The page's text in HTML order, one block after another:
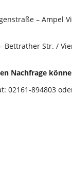
– Ampel
Bettrather Str. /
Nachfrage
02161-894803